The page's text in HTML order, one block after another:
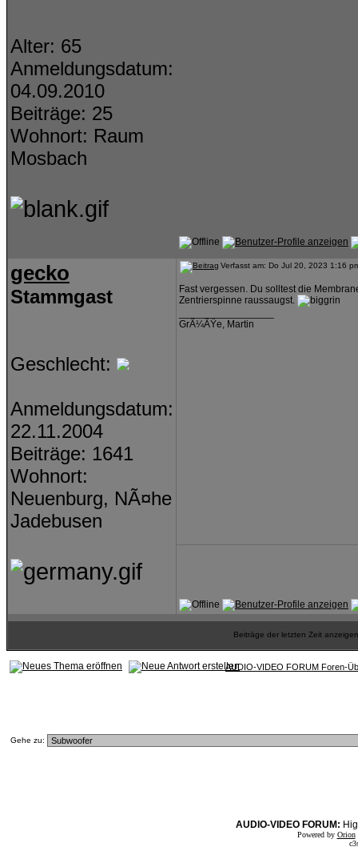
Alter: 65
Anmeldungsdatum:
04.09.2010
Beiträge: 25
Wohnort: Raum
Mosbach
gecko
Stammgast
Geschlecht:
Anmeldungsdatum:
22.11.2004
Beiträge: 1641
Wohnort:
Neuenburg, NÃ¤he
Jadebusen
Verfasst am: Do Jul 20, 2023 1:16
Fast vergessen. Du solltest die
Zentrierspinne raussaugst.
GrÃ¼ÃŸe, Martin
Beiträge der letzten Zeit
AUDIO-VIDEO FORUM Foren-
Gehe zu:
AUDIO-VIDEO FORUM:
Powered by Orion